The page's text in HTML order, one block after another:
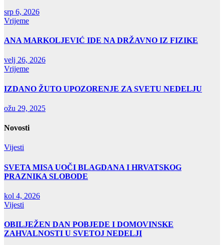
srp 6, 2026
Vrijeme
ANA MARKOLJEVIĆ IDE NA DRŽAVNO IZ FIZIKE
velj 26, 2026
Vrijeme
IZDANO ŽUTO UPOZORENJE ZA SVETU NEDELJU
ožu 29, 2025
Novosti
Vijesti
SVETA MISA UOČI BLAGDANA I HRVATSKOG
PRAZNIKA SLOBODE
kol 4, 2026
Vijesti
OBILJEŽEN DAN POBJEDE I DOMOVINSKE
ZAHVALNOSTI U SVETOJ NEDELJI